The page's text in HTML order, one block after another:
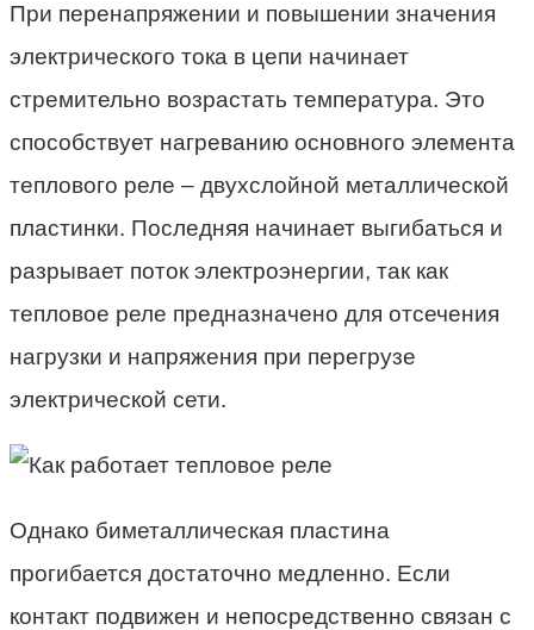
При перенапряжении и повышении значения
электрического тока в цепи начинает
стремительно возрастать температура. Это
способствует нагреванию основного элемента
теплового реле – двухслойной металлической
пластинки. Последняя начинает выгибаться и
разрывает поток электроэнергии, так как
тепловое реле предназначено для отсечения
нагрузки и напряжения при перегрузе
электрической сети.
Однако биметаллическая пластина
прогибается достаточно медленно. Если
контакт подвижен и непосредственно связан с